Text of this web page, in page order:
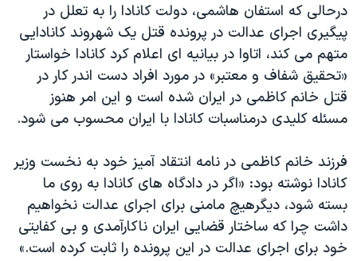
درحالی که استفان هاشمی، دولت کانادا را به تعلل در
پیگیری اجرای عدالت در پرونده قتل یک شهروند کانادایی
متهم می کند، اتاوا در بیانیه ای اعلام کرد کانادا خواستار
«تحقیق شفاف و معتبر» در مورد افراد دست اندر کار در
قتل خانم کاظمی در ایران شده است و این امر هنوز
مسئله کلیدی درمناسبات کانادا با ایران محسوب می شود.
فرزند خانم کاظمی در نامه انتقاد آمیز خود به نخست وزیر
کانادا نوشته بود: «اگر در دادگاه های کانادا به روی ما
بسته شود، دیگرهیچ مامنی برای اجرای عدالت نخواهیم
داشت چرا که ساختار قضایی ایران ناکارآمدی و بی کفایتی
خود برای اجرای عدالت در این پرونده را ثابت کرده است.»